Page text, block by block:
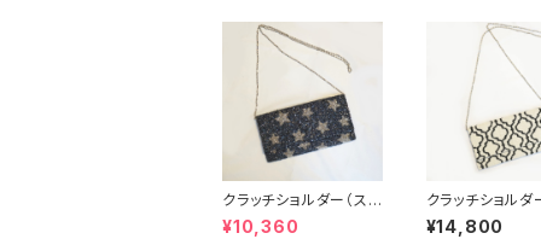
クラッチショルダー（スタ
ー）
¥10,360
クラッチショルダ
ロッカン）
¥14,800